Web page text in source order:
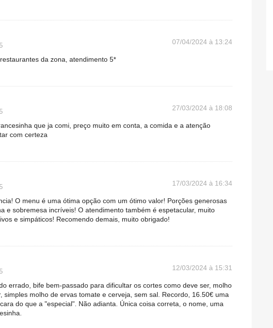
07/04/2024 à 13:24
da zona, atendimento 5*
27/03/2024 à 18:08
que ja comi, preço muito em conta, a comida e a atenção
com certeza
17/03/2024 à 16:34
O menu é uma ótima opção com um ótimo valor! Porções generosas
e sobremesa incríveis! O atendimento também é espetacular, muito
e simpáticos! Recomendo demais, muito obrigado!
12/03/2024 à 15:31
errado, bife bem-passado para dificultar os cortes como deve ser, molho
simples molho de ervas tomate e cerveja, sem sal. Recordo, 16.50€ uma
do que a "especial". Não adianta. Única coisa correta, o nome, uma